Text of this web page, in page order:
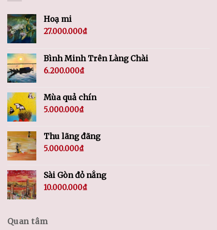
Hoạ mi
27.000.000₫
Bình Minh Trên Làng Chài
6.200.000₫
Mùa quả chín
5.000.000₫
Thu lãng đãng
5.000.000₫
Sài Gòn đỏ nắng
10.000.000₫
Quan tâm